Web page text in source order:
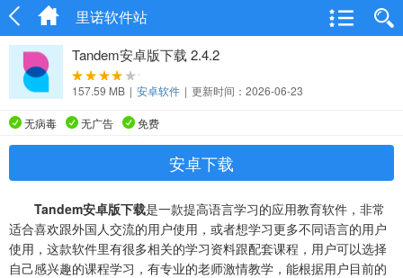
里诺软件站
Tandem安卓版下载 2.4.2
157.59 MB | 安卓软件 | 更新时间：2026-06-23
无病毒 无广告 免费
安卓下载
Tandem安卓版下载是一款提高语言学习的应用教育软件，非常
适合喜欢跟外国人交流的用户使用，或者想学习更多不同语言的用户
使用，这款软件里有很多相关的学习资料跟配套课程，用户可以选择
自己感兴趣的课程学习，有专业的老师激情教学，能根据用户目前的